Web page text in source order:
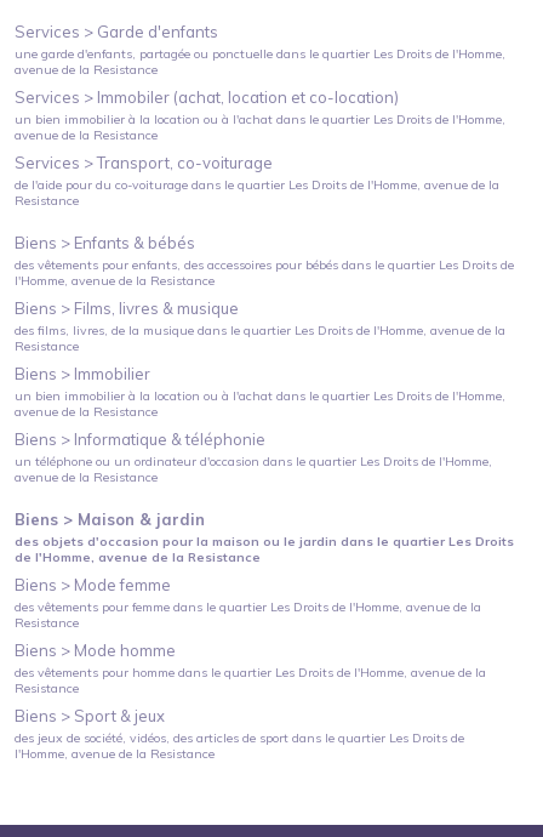
Services > Garde d'enfants
une garde d'enfants, partagée ou ponctuelle dans le quartier Les Droits de l'Homme,
avenue de la Resistance
Services > Immobiler (achat, location et co-location)
un bien immobilier à la location ou à l'achat dans le quartier Les Droits de l'Homme,
avenue de la Resistance
Services >Transport, co-voiturage
de l'aide pour du co-voiturage dans le quartier Les Droits de l'Homme, avenue de la
Resistance
Biens > Enfants & bébés
des vêtements pour enfants, des accessoires pour bébés dans le quartier Les Droits de
l'Homme, avenue de la Resistance
Biens > Films, livres & musique
des films, livres, de la musique dans le quartier Les Droits de l'Homme, avenue de la
Resistance
Biens > Immobilier
un bien immobilier à la location ou à l'achat dans le quartier Les Droits de l'Homme,
avenue de la Resistance
Biens > Informatique & téléphonie
un téléphone ou un ordinateur d'occasion dans le quartier Les Droits de l'Homme,
avenue de la Resistance
Biens > Maison & jardin
des objets d'occasion pour la maison ou le jardin dans le quartierLes Droits
de l'Homme, avenue de la Resistance
Biens > Mode femme
des vêtements pour femme dans le quartier Les Droits de l'Homme, avenue de la
Resistance
Biens > Mode homme
des vêtements pour homme dans le quartier Les Droits de l'Homme, avenue de la
Resistance
Biens > Sport & jeux
des jeux de société, vidéos, des articles de sport dans le quartier Les Droits de
l'Homme, avenue de la Resistance